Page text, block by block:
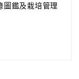
圖鑑及栽培管理